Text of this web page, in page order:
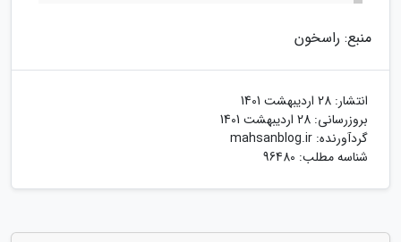
منبع: راسخون
انتشار: 28 اردیبهشت 1401
بروزرسانی: 28 اردیبهشت 1401
گردآورنده: mahsanblog.ir
شناسه مطلب: 96480